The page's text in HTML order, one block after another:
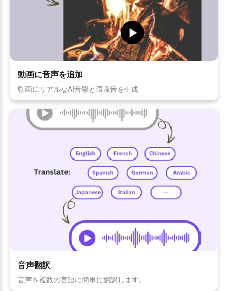
動画に音声を追加
動画にリアルなAI音響と環境音を生成
音声翻訳
音声を複数の言語に簡単に翻訳します。